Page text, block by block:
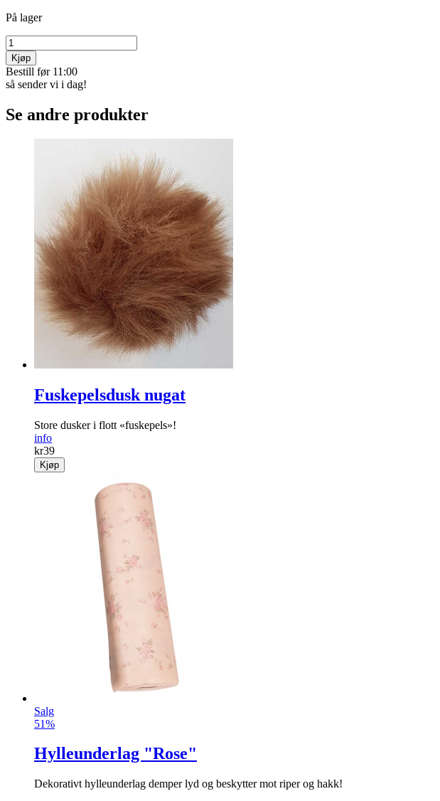
På lager
Kjøp
Bestill før 11:00
så sender vi i dag!
Se andre produkter
Fuskepelsdusk nugat
Store dusker i flott «fuskepels»!
info
kr39
Kjøp
Salg
51%
Hylleunderlag "Rose"
Dekorativt hylleunderlag demper lyd og beskytter mot riper og hakk!